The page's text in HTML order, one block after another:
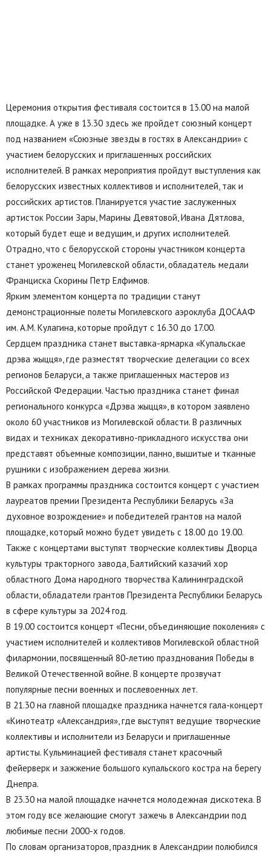
Церемония открытия фестиваля состоится в 13.00 на малой
площадке. А уже в 13.30 здесь же пройдет союзный концерт
под названием «Союзные звезды в гостях в Александрии» с
участием белорусских и приглашенных российских
исполнителей. В рамках мероприятия пройдут выступления как
белорусских известных коллективов и исполнителей, так и
российских артистов. Планируется участие заслуженных
артисток России Зары, Марины Девятовой, Ивана Дятлова,
который будет еще и ведущим, и других исполнителей.
Отрадно, что с белорусской стороны участником концерта
станет уроженец Могилевской области, обладатель медали
Франциска Скорины Петр Елфимов.
Ярким элементом концерта по традиции станут
демонстрационные полеты Могилевского аэроклуба ДОСААФ
им. А.М. Кулагина, которые пройдут с 16.30 до 17.00.
Сердцем праздника станет выставка-ярмарка «Купальскае
дрэва жыцця», где разместят творческие делегации со всех
регионов Беларуси, а также приглашенных мастеров из
Российской Федерации. Частью праздника станет финал
регионального конкурса «Дрэва жыцця», в котором заявлено
около 60 участников из Могилевской области. В различных
видах и техниках декоративно-прикладного искусства они
представят объемные композиции, панно, вышитые и тканные
рушники с изображением дерева жизни.
В рамках программы праздника состоится концерт с участием
лауреатов премии Президента Республики Беларусь «За
духовное возрождение» и победителей грантов на малой
площадке, который можно будет увидеть с 18.00 до 19.00.
Также с концертами выступят творческие коллективы Дворца
культуры тракторного завода, Балтийский казачий хор
областного Дома народного творчества Калининградской
области, обладатели грантов Президента Республики Беларусь
в сфере культуры за 2024 год.
В 19.00 состоится концерт «Песни, объединяющие поколения» с
участием исполнителей и коллективов Могилевской областной
филармонии, посвященный 80-летию празднования Победы в
Великой Отечественной войне. В концерте прозвучат
популярные песни военных и послевоенных лет.
В 21.30 на главной площадке праздника начнется гала-концерт
«Кинотеатр «Александрия», где выступят ведущие творческие
коллективы и исполнители из Беларуси и приглашенные
артисты. Кульминацией фестиваля станет красочный
фейерверк и зажжение большого купальского костра на берегу
Днепра.
В 23.30 на малой площадке начнется молодежная дискотека. В
этом году все желающие смогут зажечь в Александрии под
любимые песни 2000-х годов.
По словам организаторов, праздник в Александрии полюбился